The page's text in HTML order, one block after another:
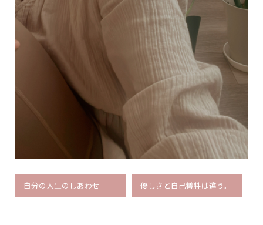
自分の人生のしあわせ 優しさと自己犠牲は違う。